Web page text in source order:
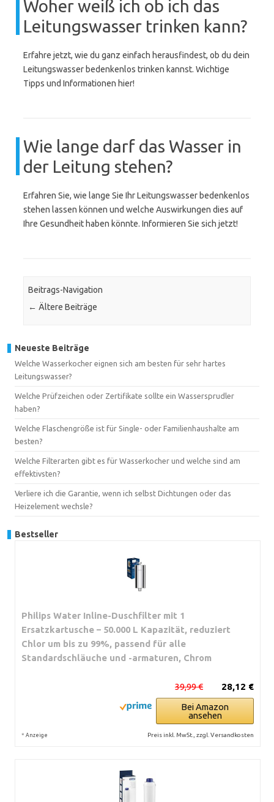
Woher weiß ich ob ich das
Leitungswasser trinken kann?
Erfahre jetzt, wie du ganz einfach herausfindest, ob du dein
Leitungswasser bedenkenlos trinken kannst. Wichtige
Tipps und Informationen hier!
Wie lange darf das Wasser in
der Leitung stehen?
Erfahren Sie, wie lange Sie Ihr Leitungswasser bedenkenlos
stehen lassen können und welche Auswirkungen dies auf
Ihre Gesundheit haben könnte. Informieren Sie sich jetzt!
Beitrags-Navigation
← Ältere Beiträge
Neueste Beiträge
Welche Wasserkocher eignen sich am besten für sehr hartes
Leitungswasser?
Welche Prüfzeichen oder Zertifikate sollte ein Wassersprudler
haben?
Welche Flaschengröße ist für Single- oder Familienhaushalte am
besten?
Welche Filterarten gibt es für Wasserkocher und welche sind am
effektivsten?
Verliere ich die Garantie, wenn ich selbst Dichtungen oder das
Heizelement wechsle?
Bestseller
Philips Water Inline-Duschfilter mit 1
Ersatzkartusche – 50.000 L Kapazität, reduziert
Chlor um bis zu 99%, passend für alle
Standardschläuche und -armaturen, Chrom
28,12 €
39,99 €
Bei Amazon
ansehen
* Anzeige Preis inkl. MwSt., zzgl. Versandkosten